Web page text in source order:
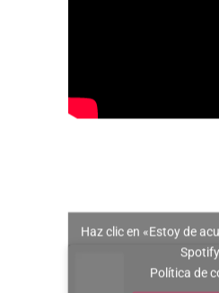
Haz clic en «Estoy de
Spotify
Política de